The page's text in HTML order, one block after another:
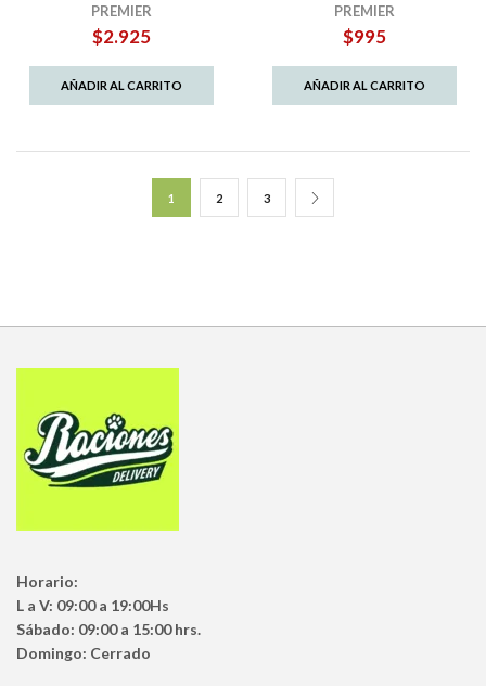
PREMIER
$2.925
AÑADIR AL CARRITO
PREMIER
$995
AÑADIR AL CARRITO
1 2 3
Horario:
L a V: 09:00 a 19:00Hs
Sábado: 09:00 a 15:00 hrs.
Domingo: Cerrado